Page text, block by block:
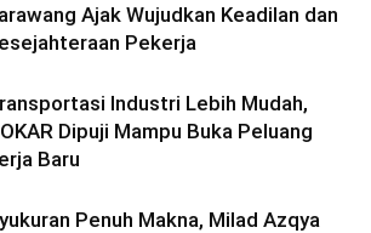
Ajak Wujudkan Keadilan dan
Pekerja
Industri Lebih Mudah,
Dipuji Mampu Buka Peluang
Baru
Penuh Makna, Milad Azqya